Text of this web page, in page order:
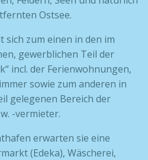
Ostsee.
sich zum einen in den im
gewerblichen Teil der
incl. der Ferienwohnungen,
sowie zum anderen in
gelegenen Bereich der
-vermieter.
erwarten sie eine
(Edeka), Wäscherei,